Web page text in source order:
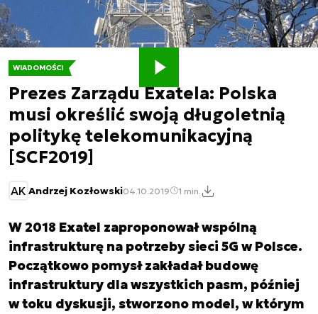
WIADOMOŚCI
Prezes Zarządu Exatela: Polska
musi określić swoją długoletnią
politykę telekomunikacyjną
[SCF2019]
AK Andrzej Kozłowski04.10.2019 1 min.
W 2018 Exatel zaproponował wspólną
infrastrukturę na potrzeby sieci 5G w Polsce.
Początkowo pomysł zakładał budowę
infrastruktury dla wszystkich pasm, później
w toku dyskusji, stworzono model, w którym